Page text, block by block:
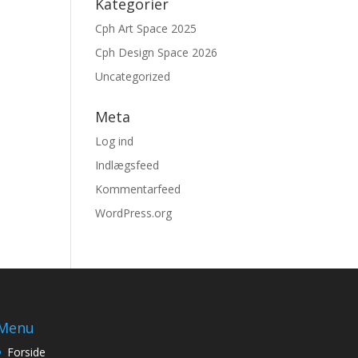
Kategorier
Cph Art Space 2025
Cph Design Space 2026
Uncategorized
Meta
Log ind
Indlægsfeed
Kommentarfeed
WordPress.org
Forside